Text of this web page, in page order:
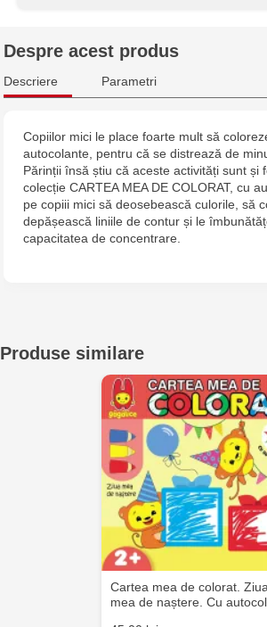
Multistore Centru - bd. Cantemir, 6
Jucărenia Bălți - str. Alexandru Cel
Jucărenia Cahul - str. Ștefan cel
Jucarenia Ciocana - bd.Mircea cel
Despre acest produs
Descriere Parametri
Copiilor mici le place foarte mult să
autocolante, pentru că se distrează de
Părinții însă știu că aceste activități sunt și
colecție CARTEA MEA DE COLORAT, cu
pe copiii mici să deosebească culorile, să
depășească liniile de contur și le
capacitatea de concentrare.
Produse similare
Cartea mea de colorat.
mea de naștere. Cu